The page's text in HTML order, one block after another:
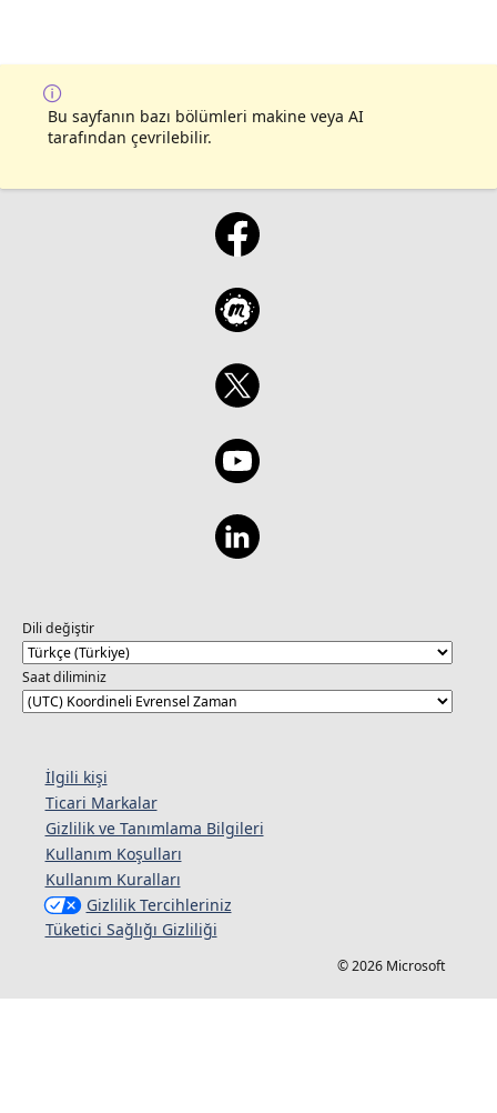
Bu sayfanın bazı bölümleri makine veya AI
tarafından çevrilebilir.
Dili değiştir
Saat diliminiz
İlgili kişi
Ticari Markalar
Gizlilik ve Tanımlama Bilgileri
Kullanım Koşulları
Kullanım Kuralları
Gizlilik Tercihleriniz
Tüketici Sağlığı Gizliliği
© 2026 Microsoft